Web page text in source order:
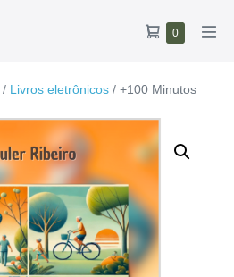
Carrinho
0Itens
/ Livros eletrônicos / +100 Minutos